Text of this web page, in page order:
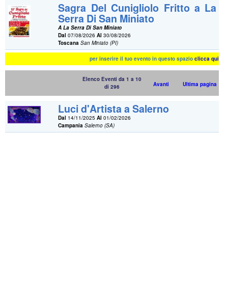
Sagra Del Cunigliolo Fritto a La
Serra Di San Miniato
A La Serra Di San Miniato
Dal 07/08/2026Al 30/08/2026
Toscana San Miniato (PI)
per inserire il tuo evento in questo spazioclicca qui
Elenco Eventi da 1 a 10
di 296
Avanti Ultima pagina
Luci d'Artista a Salerno
Dal 14/11/2025Al 01/02/2026
Campania Salerno (SA)